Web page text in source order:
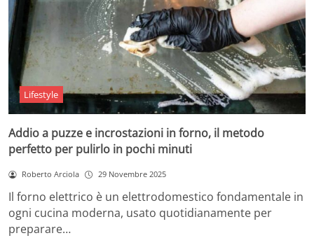
Lifestyle
Addio a puzze e incrostazioni in forno, il metodo
perfetto per pulirlo in pochi minuti
Roberto Arciola 29 Novembre 2025
Il forno elettrico è un elettrodomestico fondamentale in
ogni cucina moderna, usato quotidianamente per
preparare…